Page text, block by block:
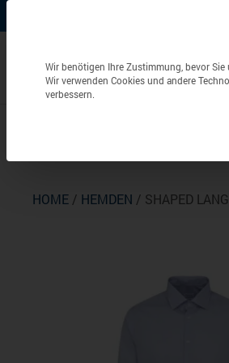
HOME / HEMDEN / SHAPED
Wir benötigen Ihre Zustimmung, bevor
Wir verwenden Cookies und andere
verbessern.